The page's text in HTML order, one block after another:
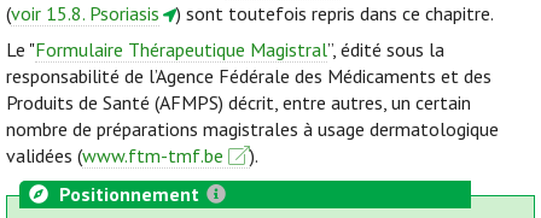
(voir 15.8. Psoriasis
) sont toutefois repris dans ce chapitre.
Le "Formulaire Thérapeutique Magistral”, édité sous la
responsabilité de l’Agence Fédérale des Médicaments et des
Produits de Santé (AFMPS) décrit, entre autres, un certain
nombre de préparations magistrales à usage dermatologique
validées (www.ftm-tmf.be
).
Positionnement